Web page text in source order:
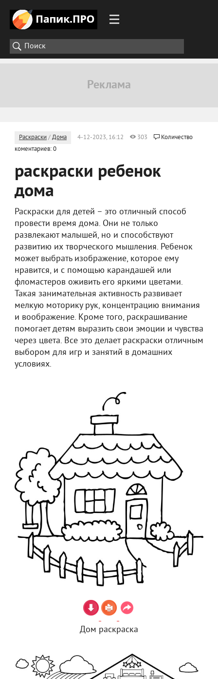
Раскраски /Дома 4-12-2023, 16:12 303
Количество
коментариев: 0
раскраски ребенок
дома
Раскраски для детей – это отличный способ
провести время дома. Они не только
развлекают малышей, но и способствуют
развитию их творческого мышления. Ребенок
может выбрать изображение, которое ему
нравится, и с помощью карандашей или
фломастеров оживить его яркими цветами.
Такая занимательная активность развивает
мелкую моторику рук, концентрацию внимания
и воображение. Кроме того, раскрашивание
помогает детям выразить свои эмоции и чувства
через цвета. Все это делает раскраски отличным
выбором для игр и занятий в домашних
условиях.
Дом раскраска